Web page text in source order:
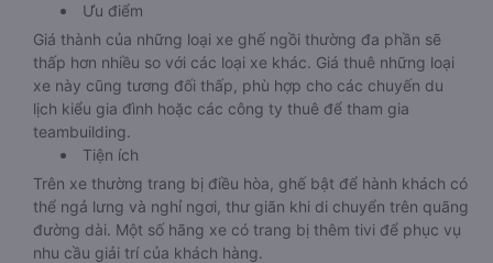
Ưu điểm
Giá thành của những loại xe ghế ngồi thường đa phần sẽ
thấp hơn nhiều so với các loại xe khác. Giá thuê những loại
xe này cũng tương đối thấp, phù hợp cho các chuyến du
lịch kiểu gia đình hoặc các công ty thuê để tham gia
teambuilding.
Tiện ích
Trên xe thường trang bị điều hòa, ghế bật để hành khách có
thể ngả lưng và nghỉ ngơi, thư giãn khi di chuyển trên quãng
đường dài. Một số hãng xe có trang bị thêm tivi để phục vụ
nhu cầu giải trí của khách hàng.